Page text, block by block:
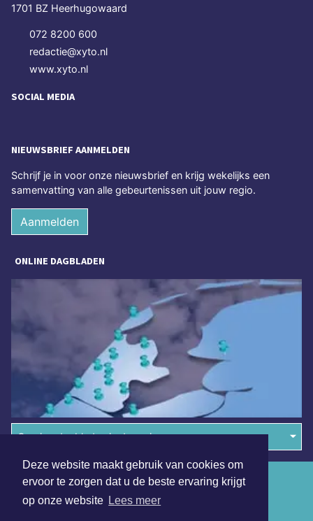
Deze website maakt gebruik van cookies om
ervoor te zorgen dat u de beste ervaring krijgt
op onze website Lees meer
1701 BZ Heerhugowaard
072 8200 600
redactie@xyto.nl
www.xyto.nl
SOCIAL MEDIA
NIEUWSBRIEF AANMELDEN
Schrijf je in voor onze nieuwsbrief en krijg wekelijks een
samenvatting van alle gebeurtenissen uit jouw regio.
Aanmelden
ONLINE DAGBLADEN
Overige dagbladen in de regio
Algemene voorwaarden
Disclaimer